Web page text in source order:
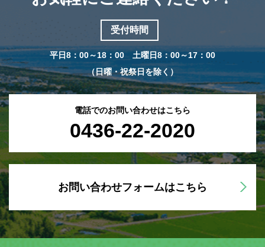
受付時間
平日8：00～18：00 土曜日8：00～17：00
（日曜・祝祭日を除く）
電話でのお問い合わせはこちら
0436-22-2020
お問い合わせフォームはこちら